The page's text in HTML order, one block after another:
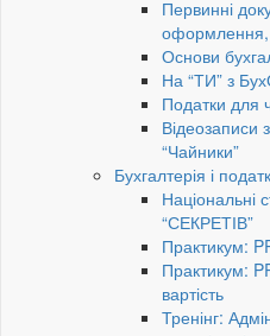
Первинні
оформлення,
Основи
На “ТИ” з
Податки для
Відеозаписи
“Чайники”
Бухгалтерія і
Національні
“СЕКРЕТІВ”
Практикум:
Практикум:
вартість
Тренінг: